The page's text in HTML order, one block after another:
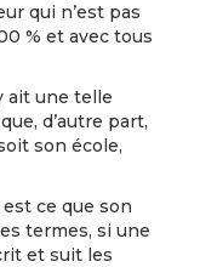
qui n’est pas
% et avec tous
ait une telle
d’autre part,
son école,
ce que son
termes, si une
et suit les